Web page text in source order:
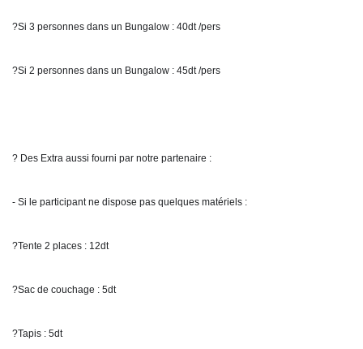
?Si 3 personnes dans un Bungalow : 40dt /pers
?Si 2 personnes dans un Bungalow : 45dt /pers
? Des Extra aussi fourni par notre partenaire :
- Si le participant ne dispose pas quelques matériels :
?Tente 2 places : 12dt
?Sac de couchage : 5dt
?Tapis : 5dt